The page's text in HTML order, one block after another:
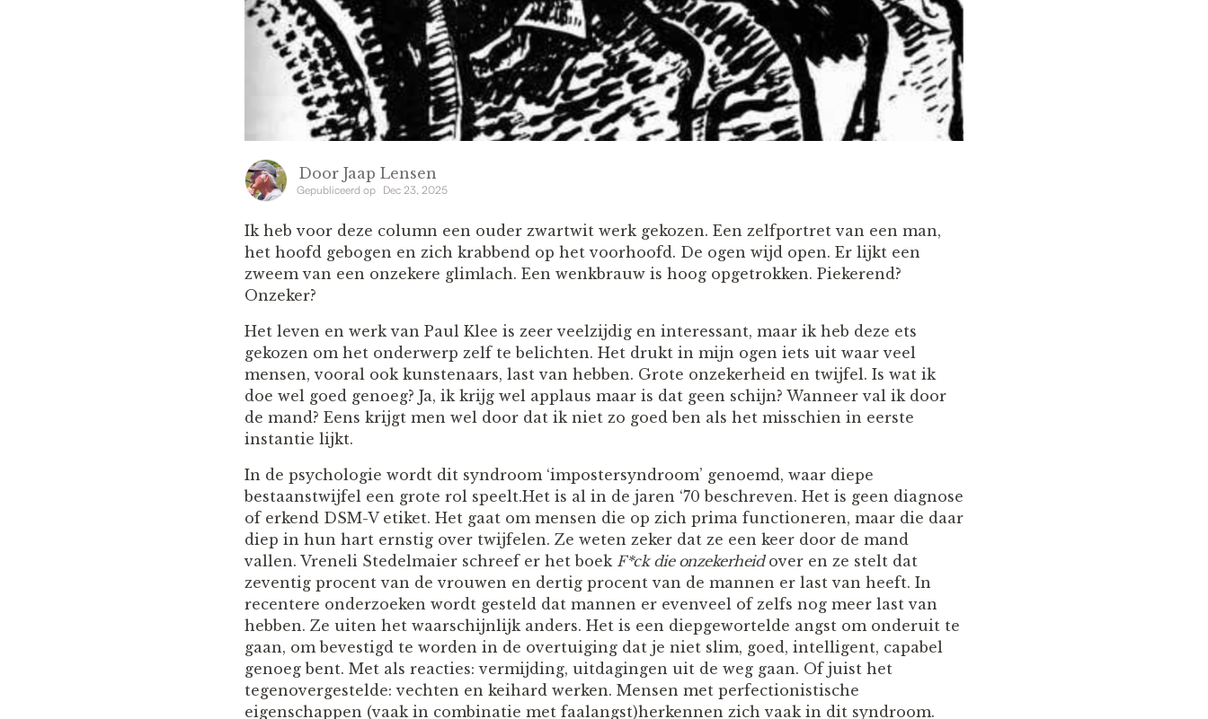
Door Jaap Lensen
Gepubliceerd op Dec 23, 2025
Ik heb voor deze column een ouder zwartwit werk gekozen. Een zelfportret van een man,
het hoofd gebogen en zich krabbend op het voorhoofd. De ogen wijd open. Er lijkt een
zweem van een onzekere glimlach. Een wenkbrauw is hoog opgetrokken. Piekerend?
Onzeker?
Het leven en werk van Paul Klee is zeer veelzijdig en interessant, maar ik heb deze ets
gekozen om het onderwerp zelf te belichten. Het drukt in mijn ogen iets uit waar veel
mensen, vooral ook kunstenaars, last van hebben. Grote onzekerheid en twijfel. Is wat ik
doe wel goed genoeg? Ja, ik krijg wel applaus maar is dat geen schijn? Wanneer val ik door
de mand? Eens krijgt men wel door dat ik niet zo goed ben als het misschien in eerste
instantie lijkt.
In de psychologie wordt dit syndroom ‘impostersyndroom’ genoemd, waar diepe
bestaanstwijfel een grote rol speelt.Het is al in de jaren ‘70 beschreven. Het is geen diagnose
of erkend DSM-V etiket. Het gaat om mensen die op zich prima functioneren, maar die daar
diep in hun hart ernstig over twijfelen. Ze weten zeker dat ze een keer door de mand
vallen. Vreneli Stedelmaier schreef er het boek F*ck die onzekerheid over en ze stelt dat
zeventig procent van de vrouwen en dertig procent van de mannen er last van heeft. In
recentere onderzoeken wordt gesteld dat mannen er evenveel of zelfs nog meer last van
hebben. Ze uiten het waarschijnlijk anders. Het is een diepgewortelde angst om onderuit te
gaan, om bevestigd te worden in de overtuiging dat je niet slim, goed, intelligent, capabel
genoeg bent. Met als reacties: vermijding, uitdagingen uit de weg gaan. Of juist het
tegenovergestelde: vechten en keihard werken. Mensen met perfectionistische
eigenschappen (vaak in combinatie met faalangst)herkennen zich vaak in dit syndroom.